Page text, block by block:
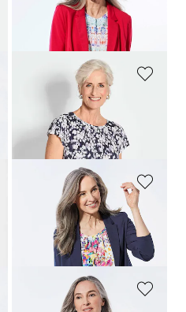
179,00 CHF279,00 CHF
+ 4
Plissee-Shirt
119,00 CHF139,00 CHF
GOLDNER
279,00 CHF